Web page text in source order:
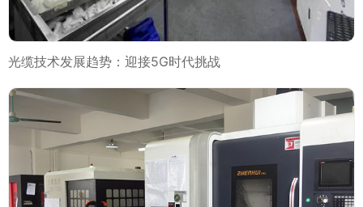
光缆技术发展趋势：迎接5G时代挑战